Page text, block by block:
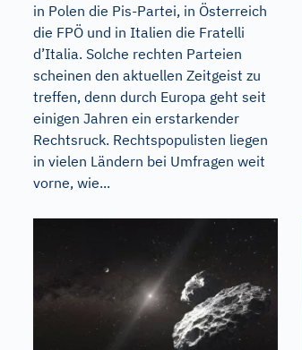
in Polen die Pis-Partei, in Österreich
die FPÖ und in Italien die Fratelli
d’Italia. Solche rechten Parteien
scheinen den aktuellen Zeitgeist zu
treffen, denn durch Europa geht seit
einigen Jahren ein erstarkender
Rechtsruck. Rechtspopulisten liegen
in vielen Ländern bei Umfragen weit
vorne, wie...